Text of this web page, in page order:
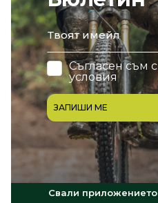
email
Съгласен съм с
условия
ЗАПИШИ МЕ
Свали приложението